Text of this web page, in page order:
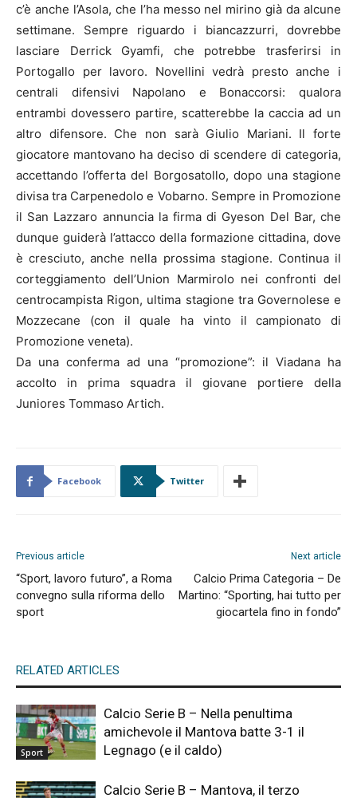
c’è anche l’Asola, che l’ha messo nel mirino già da alcune
settimane. Sempre riguardo i biancazzurri, dovrebbe
lasciare Derrick Gyamfi, che potrebbe trasferirsi in
Portogallo per lavoro. Novellini vedrà presto anche i
centrali difensivi Napolano e Bonaccorsi: qualora
entrambi dovessero partire, scatterebbe la caccia ad un
altro difensore. Che non sarà Giulio Mariani. Il forte
giocatore mantovano ha deciso di scendere di categoria,
accettando l’offerta del Borgosatollo, dopo una stagione
divisa tra Carpenedolo e Vobarno. Sempre in Promozione
il San Lazzaro annuncia la firma di Gyeson Del Bar, che
dunque guiderà l’attacco della formazione cittadina, dove
è cresciuto, anche nella prossima stagione. Continua il
corteggiamento dell’Union Marmirolo nei confronti del
centrocampista Rigon, ultima stagione tra Governolese e
Mozzecane (con il quale ha vinto il campionato di
Promozione veneta).
Da una conferma ad una “promozione”: il Viadana ha
accolto in prima squadra il giovane portiere della
Juniores Tommaso Artich.
Facebook Twitter
Previous article
“Sport, lavoro futuro”, a Roma
convegno sulla riforma dello
sport
Next article
Calcio Prima Categoria – De
Martino: “Sporting, hai tutto per
giocartela fino in fondo”
RELATED ARTICLES
Sport
Calcio Serie B – Nella penultima
amichevole il Mantova batte 3-1 il
Legnago (e il caldo)
Calcio Serie B – Mantova, il terzo